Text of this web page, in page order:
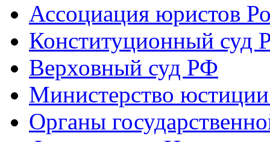
Ассоциация юристов
Конституционный суд
Верховный суд РФ
Министерство
Органы